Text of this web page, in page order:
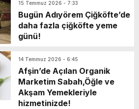
15 Temmuz 2026 - 7:33
Bugün Adıyörem Çiğköfte’de
daha fazla çiğköfte yeme
günü!
14 Temmuz 2026 - 6:45
Afşin’de Açılan Organik
Marketim Sabah,Öğle ve
Akşam Yemekleriyle
hizmetinizde!